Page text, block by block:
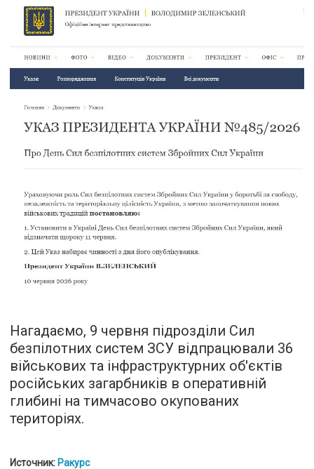
Нагадаємо, 9 червня підрозділи Сил
безпілотних систем ЗСУ відпрацювали 36
військових та інфраструктурних об'єктів
російських загарбників в оперативній
глибині на тимчасово окупованих
територіях.
Источник: Ракурс